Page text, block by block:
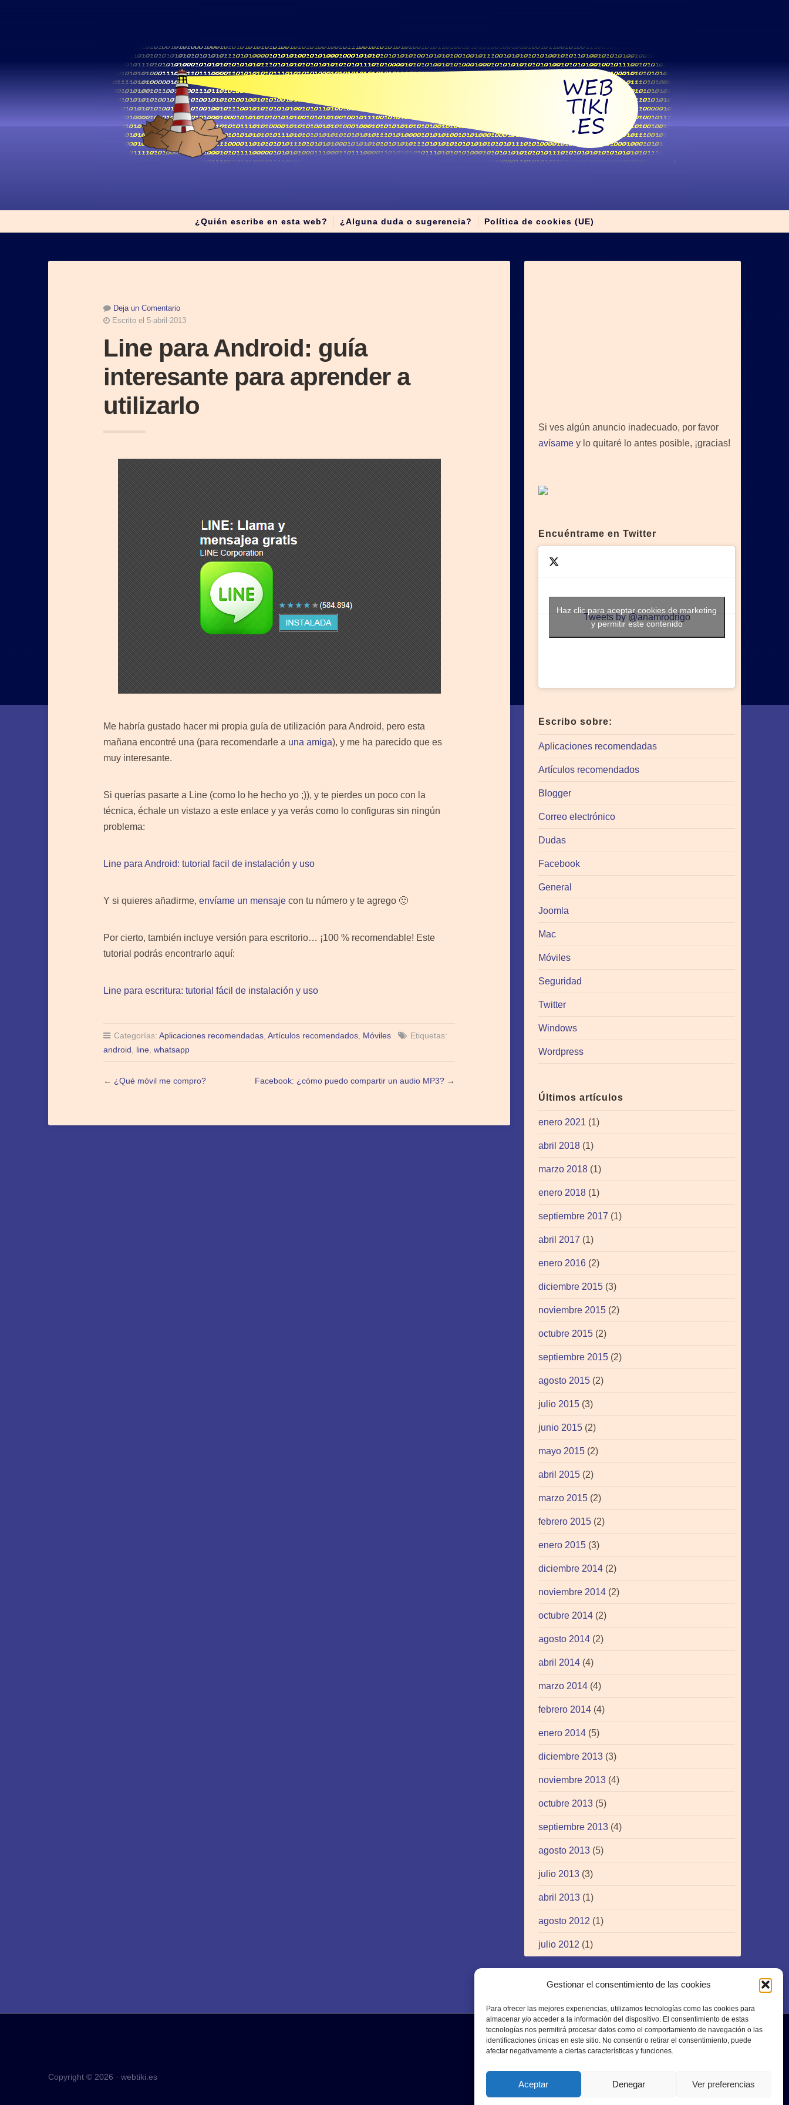
Gestionar el consentimiento de las cookies
Para ofrecer las mejores experiencias, utilizamos tecnologías como las cookies para
almacenar y/o acceder a la información del dispositivo. El consentimiento de estas
tecnologías nos permitirá procesar datos como el comportamiento de navegación o las
identificaciones únicas en este sitio. No consentir o retirar el consentimiento, puede
afectar negativamente a ciertas características y funciones.
Aceptar Denegar Ver preferencias
¿Quién escribe en esta web? ¿Alguna duda o sugerencia? Política de cookies (UE)
Deja un Comentario
Escrito el 5-abril-2013
Line para Android: guía
interesante para aprender a
utilizarlo
Me habría gustado hacer mi propia guía de utilización para Android, pero esta
mañana encontré una (para recomendarle a una amiga), y me ha parecido que es
muy interesante.
Si querías pasarte a Line (como lo he hecho yo ;)), y te pierdes un poco con la
técnica, échale un vistazo a este enlace y ya verás como lo configuras sin ningún
problema:
Line para Android: tutorial facil de instalación y uso
Y si quieres añadirme,envíame un mensajecon tu número y te agrego 🙂
Por cierto, también incluye versión para escritorio… ¡100 % recomendable! Este
tutorial podrás encontrarlo aquí:
Line para escritura: tutorial fácil de instalación y uso
Categorías:Aplicaciones recomendadas,Artículos recomendados, Móviles
Etiquetas:
android, line,whatsapp
← ¿Qué móvil me compro? Facebook: ¿cómo puedo compartir un audio MP3?→
Si ves algún anuncio inadecuado, por favor
avísame y lo quitaré lo antes posible, ¡gracias!
Encuéntrame en Twitter
Tweets by @anamrodrigo
Haz clic para aceptar cookies de marketing
y permitir este contenido
Escribo sobre:
Aplicaciones recomendadas
Artículos recomendados
Blogger
Correo electrónico
Dudas
Facebook
General
Joomla
Mac
Móviles
Seguridad
Twitter
Windows
Wordpress
Últimos artículos
enero 2021 (1)
abril 2018 (1)
marzo 2018 (1)
enero 2018 (1)
septiembre 2017 (1)
abril 2017 (1)
enero 2016 (2)
diciembre 2015 (3)
noviembre 2015 (2)
octubre 2015 (2)
septiembre 2015 (2)
agosto 2015 (2)
julio 2015 (3)
junio 2015 (2)
mayo 2015 (2)
abril 2015 (2)
marzo 2015 (2)
febrero 2015 (2)
enero 2015 (3)
diciembre 2014 (2)
noviembre 2014 (2)
octubre 2014 (2)
agosto 2014 (2)
abril 2014 (4)
marzo 2014 (4)
febrero 2014 (4)
enero 2014 (5)
diciembre 2013 (3)
noviembre 2013 (4)
octubre 2013 (5)
septiembre 2013 (4)
agosto 2013 (5)
julio 2013 (3)
abril 2013 (1)
agosto 2012 (1)
julio 2012 (1)
Copyright © 2026 · webtiki.es